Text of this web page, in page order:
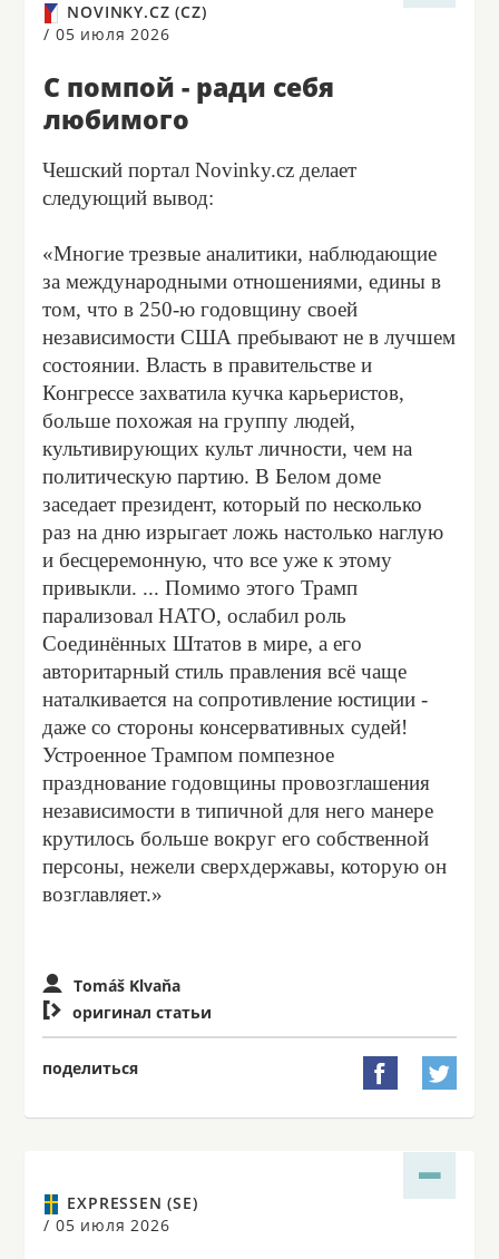
NOVINKY.CZ (CZ)
/ 05 июля 2026
С помпой - ради себя
любимого
Чешский портал Novinky.cz делает
следующий вывод:
«Многие трезвые аналитики, наблюдающие
за международными отношениями, едины в
том, что в 250-ю годовщину своей
независимости США пребывают не в лучшем
состоянии. Власть в правительстве и
Конгрессе захватила кучка карьеристов,
больше похожая на группу людей,
культивирующих культ личности, чем на
политическую партию. В Белом доме
заседает президент, который по несколько
раз на дню изрыгает ложь настолько наглую
и бесцеремонную, что все уже к этому
привыкли. ... Помимо этого Трамп
парализовал НАТО, ослабил роль
Соединённых Штатов в мире, а его
авторитарный стиль правления всё чаще
наталкивается на сопротивление юстиции -
даже со стороны консервативных судей!
Устроенное Трампом помпезное
празднование годовщины провозглашения
независимости в типичной для него манере
крутилось больше вокруг его собственной
персоны, нежели сверхдержавы, которую он
возглавляет.»
Tomáš Klvaňa
 оригинал статьи
поделиться  
EXPRESSEN (SE)
/ 05 июля 2026